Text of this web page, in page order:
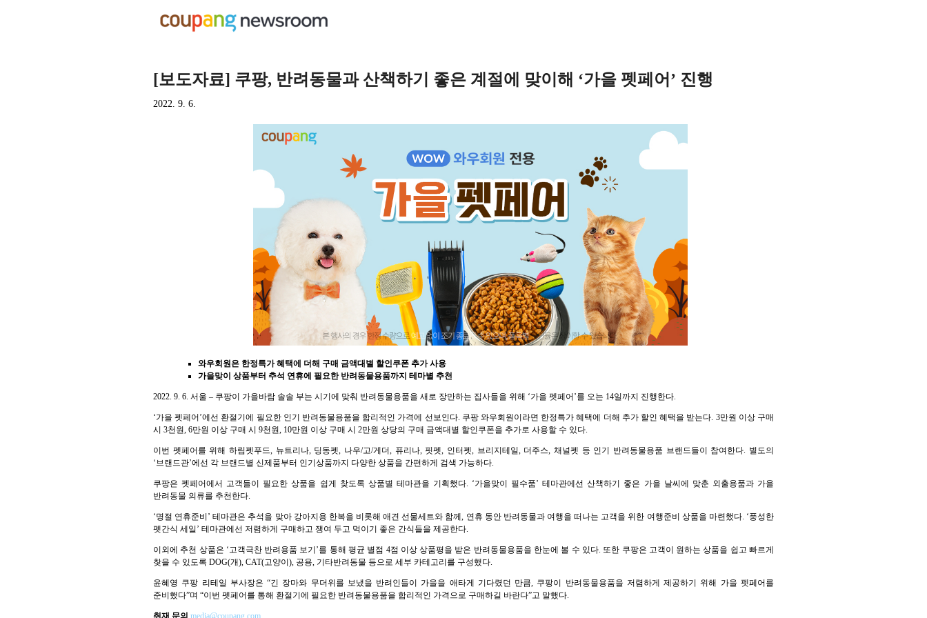
[보도자료] 쿠팡, 반려동물과 산책하기 좋은 계절에 맞이해 ‘가을 펫페어’ 진행
2022. 9. 6.
와우회원은 한정특가 혜택에 더해 구매 금액대별 할인쿠폰 추가 사용
가을맞이 상품부터 추석 연휴에 필요한 반려동물용품까지 테마별 추천
2022. 9. 6. 서울 – 쿠팡이 가을바람 솔솔 부는 시기에 맞춰 반려동물용품을 새로 장만하는 집사들을 위해 ‘가을 펫페어’를 오는 14일까지 진행한다.
‘가을 펫페어’에선 환절기에 필요한 인기 반려동물용품을 합리적인 가격에 선보인다. 쿠팡 와우회원이라면 한정특가 혜택에 더해 추가 할인 혜택을 받는다. 3만원 이상 구매
시 3천원, 6만원 이상 구매 시 9천원, 10만원 이상 구매 시 2만원 상당의 구매 금액대별 할인쿠폰을 추가로 사용할 수 있다.
이번 펫페어를 위해 하림펫푸드, 뉴트리나, 딩동펫, 나우/고/게더, 퓨리나, 핏펫, 인터펫, 브리지테일, 더주스, 채널펫 등 인기 반려동물용품 브랜드들이 참여한다. 별도의
‘브랜드관’에선 각 브랜드별 신제품부터 인기상품까지 다양한 상품을 간편하게 검색 가능하다.
쿠팡은 펫페어에서 고객들이 필요한 상품을 쉽게 찾도록 상품별 테마관을 기획했다. ‘가을맞이 필수품’ 테마관에선 산책하기 좋은 가을 날씨에 맞춘 외출용품과 가을
반려동물 의류를 추천한다.
‘명절 연휴준비’ 테마관은 추석을 맞아 강아지용 한복을 비롯해 애견 선물세트와 함께, 연휴 동안 반려동물과 여행을 떠나는 고객을 위한 여행준비 상품을 마련했다. ‘풍성한
펫간식 세일’ 테마관에선 저렴하게 구매하고 쟁여 두고 먹이기 좋은 간식들을 제공한다.
이외에 추천 상품은 ‘고객극찬 반려용품 보기’를 통해 평균 별점 4점 이상 상품평을 받은 반려동물용품을 한눈에 볼 수 있다. 또한 쿠팡은 고객이 원하는 상품을 쉽고 빠르게
찾을 수 있도록 DOG(개), CAT(고양이), 공용, 기타반려동물 등으로 세부 카테고리를 구성했다.
윤혜영 쿠팡 리테일 부사장은 “긴 장마와 무더위를 보냈을 반려인들이 가을을 애타게 기다렸던 만큼, 쿠팡이 반려동물용품을 저렴하게 제공하기 위해 가을 펫페어를
준비했다”며 “이번 펫페어를 통해 환절기에 필요한 반려동물용품을 합리적인 가격으로 구매하길 바란다”고 말했다.
취재 문의 media@coupang.com